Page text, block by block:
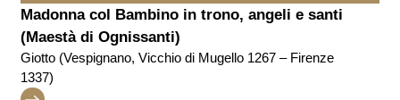
Madonna col Bambino in trono, angeli e santi
(Maestà di Ognissanti)
Giotto (Vespignano, Vicchio di Mugello 1267 – Firenze
1337)